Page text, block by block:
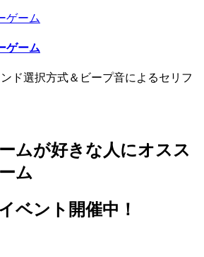
ゲーム
ゲーム
ド選択方式＆ビープ音によるセリフ
ムが好きな人にオスス
ム
ベント開催中！